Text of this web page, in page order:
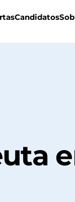
Candidatos